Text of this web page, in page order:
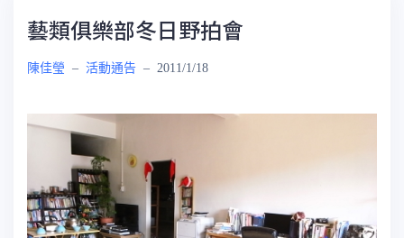
藝類俱樂部冬日野拍會
陳佳瑩 – 活動通告 – 2011/1/18